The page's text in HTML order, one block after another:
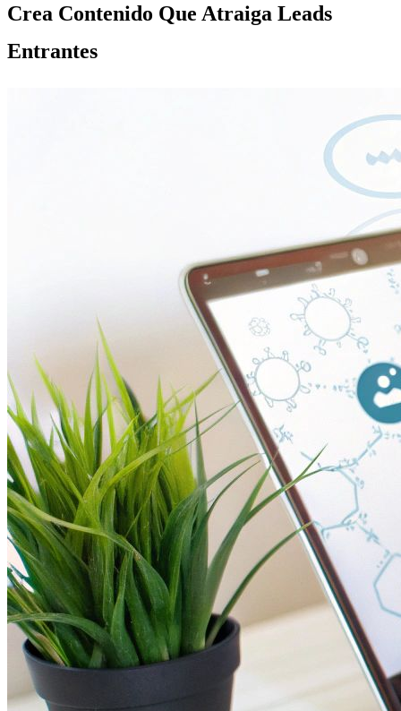
Crea Contenido Que Atraiga Leads
Entrantes